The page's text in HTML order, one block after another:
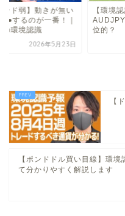
ンド弱】動きが無い
●●するのが一番！｜
の環境認識
2026年5月23日
【環境
位的？
【
【ポンドドル買い目線】環境
て分かりやすく解説します